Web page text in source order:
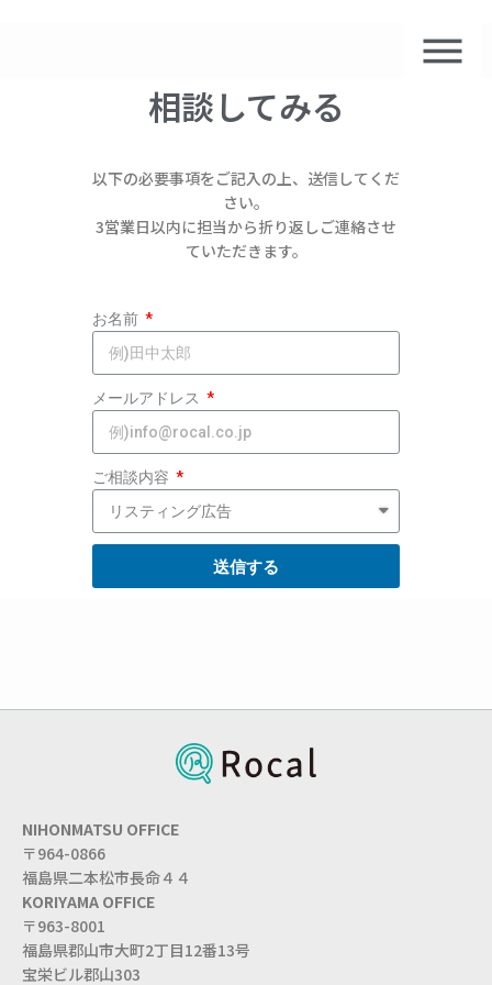
相談してみる
以下の必要事項をご記入の上、送信してくだ
さい。
3営業日以内に担当から折り返しご連絡させ
ていただきます。
お名前
メールアドレス
ご相談内容
送信する
NIHONMATSU OFFICE
〒964-0866
福島県二本松市長命４４
KORIYAMA OFFICE
〒963-8001
福島県郡山市大町2丁目12番13号
宝栄ビル郡山303